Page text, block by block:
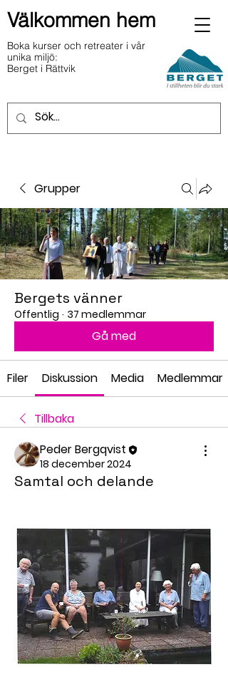
Välkommen hem
Boka kurser och retreater i vår
unika miljö:
Berget i Rättvik
Grupper
Bergets vänner
Offentlig · 37 medlemmar
Gå med
Filer Diskussion Media Medlemmar
Tillbaka
Peder Bergqvist
18 december 2024
Samtal och delande